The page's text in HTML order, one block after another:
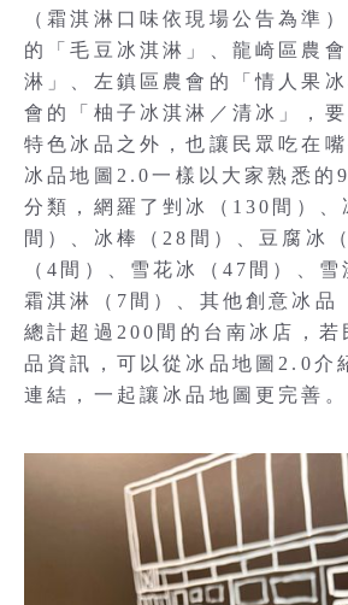
（霜淇淋口味依現場公告為準
的「毛豆冰淇淋」、龍崎區農
淋」、左鎮區農會的「情人果
會的「柚子冰淇淋／清冰」，
特色冰品之外，也讓民眾吃在嘴
冰品地圖2.0一樣以大家熟悉的
分類，網羅了剉冰（130間）、
間）、冰棒（28間）、豆腐冰
（4間）、雪花冰（47間）、雪
霜淇淋（7間）、其他創意冰品
總計超過200間的台南冰店，若
品資訊，可以從冰品地圖2.0介
連結，一起讓冰品地圖更完善。